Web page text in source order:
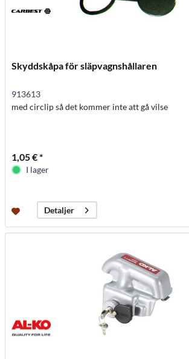
Skyddskåpa för släpvagnshållaren
913613
med circlip så det kommer inte att gå vilse
1,05 € *
I lager
Detaljer